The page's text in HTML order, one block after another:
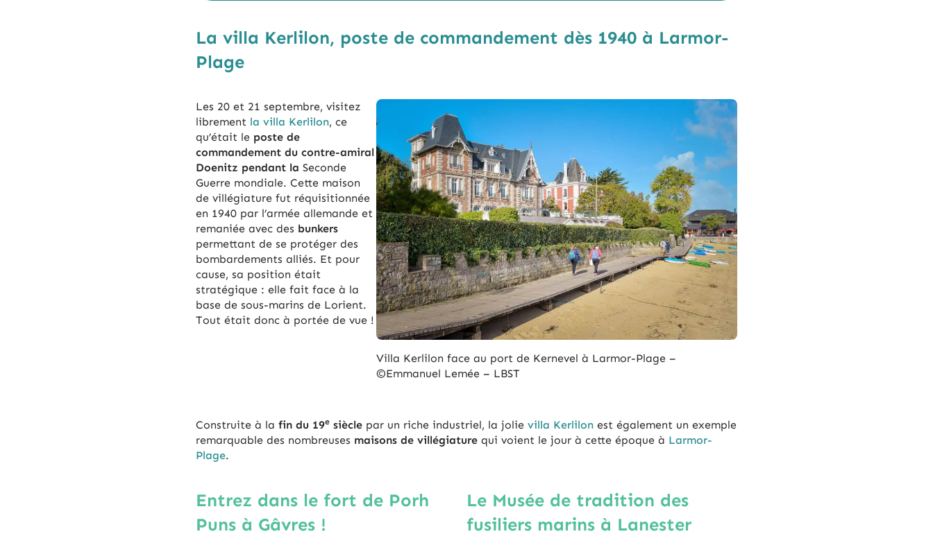
La villa Kerlilon, poste de commandement dès 1940 à Larmor-
Plage
Les 20 et 21 septembre, visitez
librement la villa Kerlilon, ce
qu’était le poste de
commandement du contre-amiral
Doenitz pendant la Seconde
Guerre mondiale. Cette maison
de villégiature fut réquisitionnée
en 1940 par l’armée allemande et
remaniée avec des bunkers
permettant de se protéger des
bombardements alliés. Et pour
cause, sa position était
stratégique : elle fait face à la
base de sous-marins de Lorient.
Tout était donc à portée de vue !
Villa Kerlilon face au port de Kernevel à Larmor-Plage –
©Emmanuel Lemée – LBST
Construite à la fin du 19e siècle par un riche industriel, la jolie villa Kerlilon est également un exemple
remarquable des nombreuses maisons de villégiature qui voient le jour à cette époque à Larmor-
Plage.
Entrez dans le fort de Porh
Puns à Gâvres !
Le Musée de tradition des
fusiliers marins à Lanester